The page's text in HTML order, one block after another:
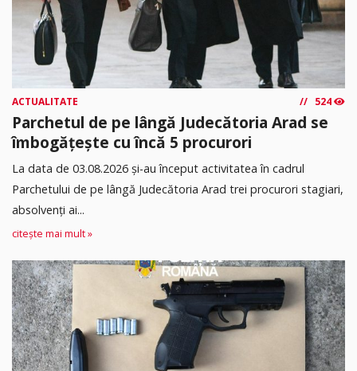
ACTUALITATE 524
Parchetul de pe lângă Judecătoria Arad se
îmbogățește cu încă 5 procurori
La data de 03.08.2026 şi-au început activitatea în cadrul
Parchetului de pe lângă Judecătoria Arad trei procurori stagiari,
absolvenţi ai...
citește mai mult »